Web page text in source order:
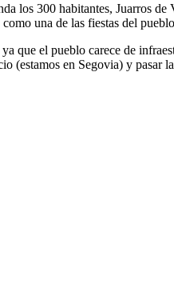
los 300 habitantes, Juarros
una de las fiestas del
ya que el pueblo carece de
(estamos en Segovia) y pasar